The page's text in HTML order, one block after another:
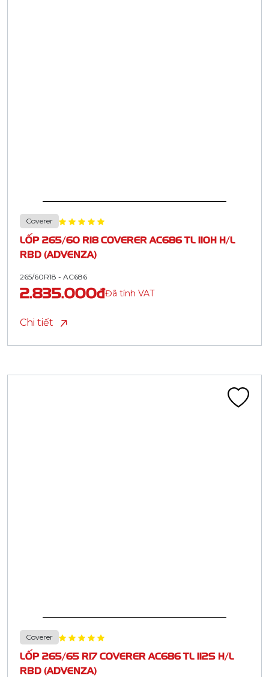
Coverer
LỐP 265/60 R18 COVERER AC686 TL 110H H/L
RBD (ADVENZA)
265/60R18 - AC686
2.835.000đĐã tính VAT
Chi tiết
Coverer
LỐP 265/65 R17 COVERER AC686 TL 112S H/L
RBD (ADVENZA)